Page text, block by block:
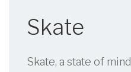
Skate
Skate, a state of mind